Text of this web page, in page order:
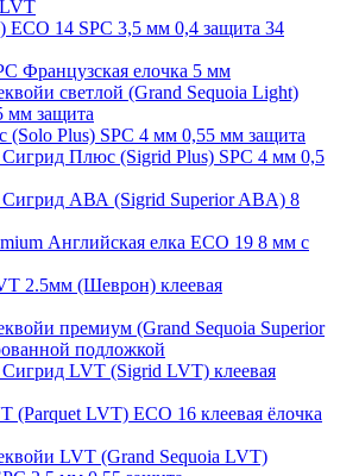
ECO 14 SPC 3,5 мм 0,4 защита 34
Французская елочка 5 мм
светлой (Grand Sequoia Light)
мм защита
Plus) SPC 4 мм 0,55 мм защита
Сигрид Плюс (Sigrid Plus) SPC 4 мм 0,5
Сигрид АВА (Sigrid Superior ABA) 8
Английская елка ECO 19 8 мм с
2.5мм (Шеврон) клеевая
премиум (Grand Sequoia Superior
подложкой
LVT (Sigrid LVT) клеевая
(Parquet LVT) ECO 16 клеевая ёлочка
LVT (Grand Sequoia LVT)